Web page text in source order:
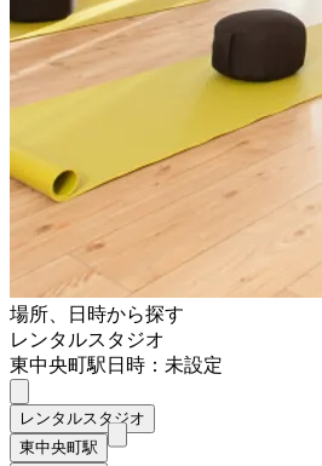
場所、日時から探す
レンタルスタジオ
東中央町駅日時：未設定
レンタルスタジオ
東中央町駅